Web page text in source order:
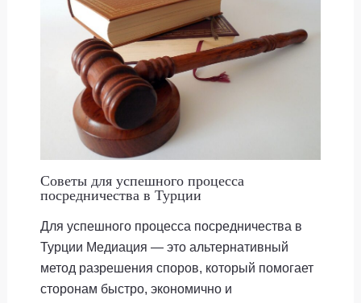
Советы для успешного процесса
посредничества в Турции
Для успешного процесса посредничества в
Турции Медиация — это альтернативный
метод разрешения споров, который помогает
сторонам быстро, экономично и